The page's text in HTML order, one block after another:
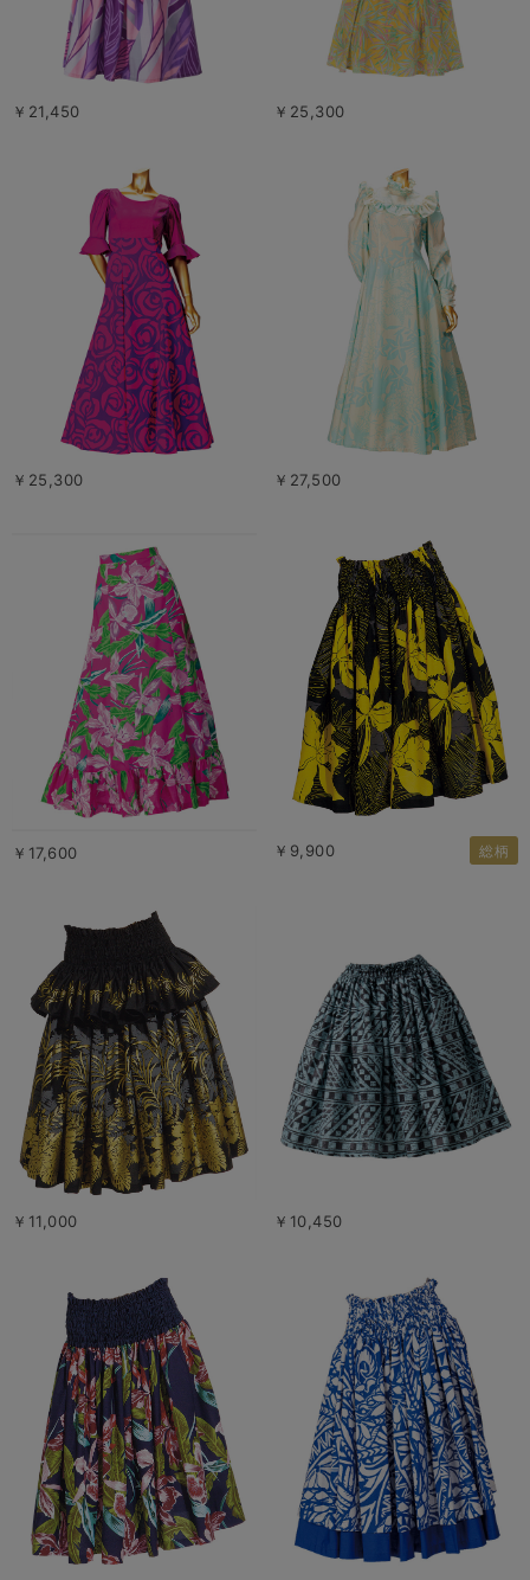
￥21,450 ￥25,300
￥25,300 ￥27,500
￥17,600 ￥9,900 総柄
￥11,000 ￥10,450